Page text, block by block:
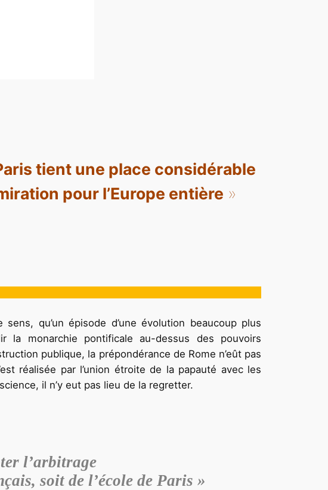
tient une place considérable
pour l’Europe entière »
qu’un épisode d’une évolution beaucoup plus
monarchie pontificale au-dessus des pouvoirs
publique, la prépondérance de Rome n’eût pas
réalisée par l’union étroite de la papauté avec les
il n’y eut pas lieu de la regretter.
l’arbitrage
soit de l’école de Paris »